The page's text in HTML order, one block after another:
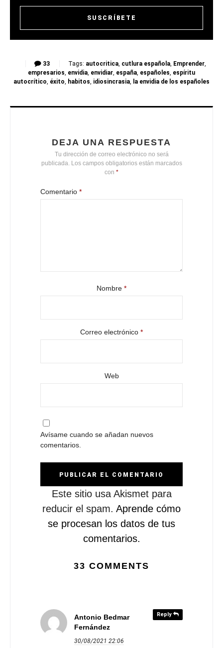
33 Tags: autocritica, cutlura española, Emprender,
empresarios, envidia, envidiar, españa, españoles, espíritu
autocrítico, éxito, habitos, idiosincrasia, la envidia de los españoles
DEJA UNA RESPUESTA
Tu dirección de correo electrónico no será
publicada. Los campos obligatorios están marcados
con *
Comentario *
Nombre *
Correo electrónico *
Web
Avísame cuando se añadan nuevos
comentarios.
Este sitio usa Akismet para
reducir el spam. Aprende cómo
se procesan los datos de tus
comentarios.
33 COMMENTS
Reply
Antonio Bedmar
Fernández
30/08/2021 22:06